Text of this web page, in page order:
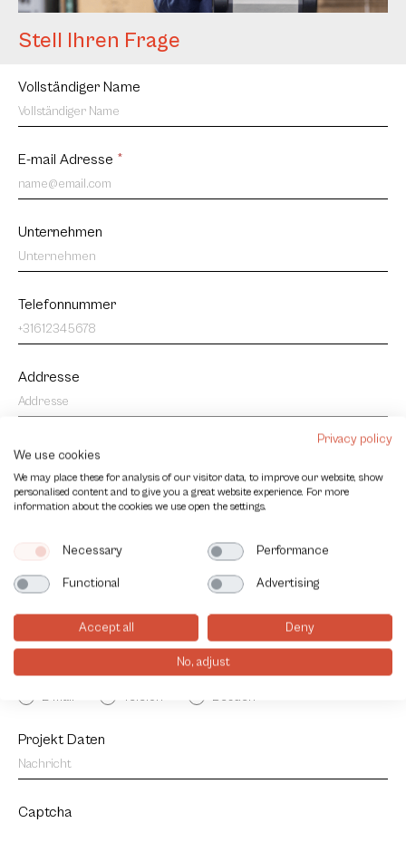
Stell Ihren Frage
Offerte
DE
Vollständiger Name
E-mail Adresse *
Unternehmen
Telefonnummer
Addresse
Postleitzahl
Land
Wie wünschen Sie Kontakt?
E-mail Telefon Besuch
Projekt Daten
Captcha
Privacy policy
We use cookies
We may place these for analysis of our visitor data, to improve our website, show
personalised content and to give you a great website experience. For more
information about the cookies we use open the settings.
Necessary Performance
Functional Advertising
Accept all Deny
No, adjust